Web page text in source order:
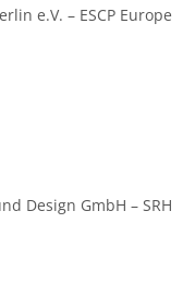
e.V. – ESCP Europe
Design GmbH – SRH